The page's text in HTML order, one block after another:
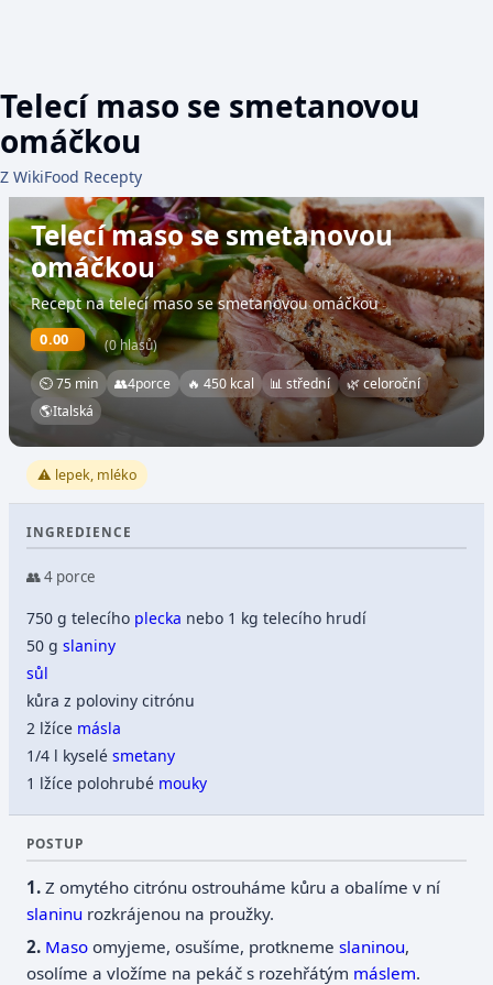
Telecí maso se smetanovou
omáčkou
Z WikiFood Recepty
Telecí maso se smetanovou
omáčkou
Recept na telecí maso se smetanovou omáčkou
0.00 (0 hlasů)
⏲ 75 min 👥4porce 🔥 450 kcal 📊 střední
🌿 celoroční
🌎Italská
⚠️ lepek, mléko
INGREDIENCE
👥 4 porce
750 g telecího plecka nebo 1 kg telecího hrudí
50 gslaniny
sůl
kůra z poloviny citrónu
2 lžíce másla
1/4 l kyselésmetany
1 lžíce polohrubé mouky
POSTUP
Z omytého citrónu ostrouháme kůru a obalíme v ní
slaninu rozkrájenou na proužky.
Maso omyjeme, osušíme, protknemeslaninou,
osolíme a vložíme na pekáč s rozehřátým máslem.